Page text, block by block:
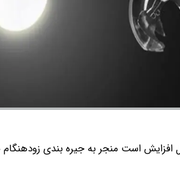
است منجر به جیره بندی